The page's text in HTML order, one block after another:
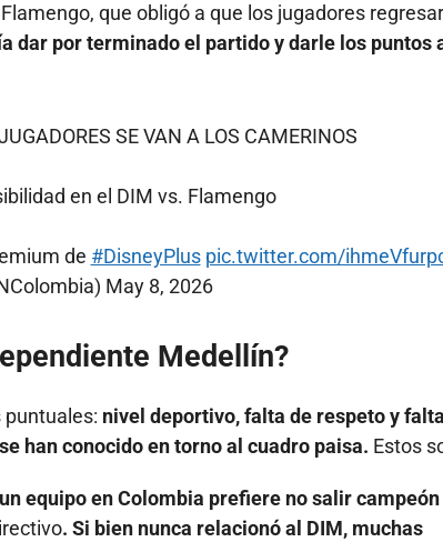
que obligó a que los jugadores
dar por terminado el partido y darle los puntos
SE VAN A LOS CAMERINOS
en el DIM vs. Flamengo
de #DisneyPlus pic.twitter.com/
May 8, 2026
Medellín?
puntuales: nivel deportivo, falta de respeto y
han conocido en torno al cuadro paisa. Estos
un equipo en Colombia prefiere no salir campeón
. Si bien nunca relacionó al DIM, muchas